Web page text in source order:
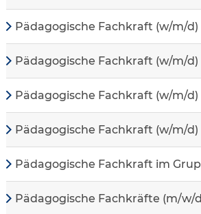
Pädagogische Fachkraft (w/m/d)
Pädagogische Fachkraft (w/m/d)
Pädagogische Fachkraft (w/m/d)
Pädagogische Fachkraft (w/m/d)
Pädagogische Fachkraft im
Pädagogische Fachkräfte (m/w/